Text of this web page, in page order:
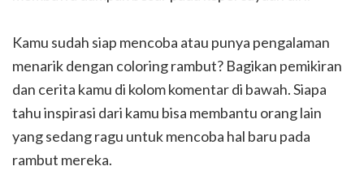
Kamu sudah siap mencoba atau punya pengalaman
menarik dengan coloring rambut? Bagikan pemikiran
dan cerita kamu di kolom komentar di bawah. Siapa
tahu inspirasi dari kamu bisa membantu orang lain
yang sedang ragu untuk mencoba hal baru pada
rambut mereka.